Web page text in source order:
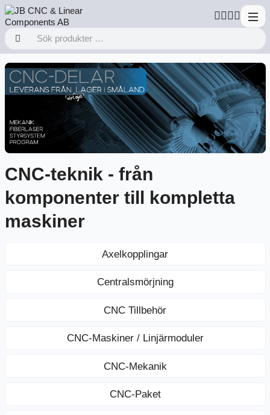
CNC-teknik - från
komponenter till kompletta
maskiner
Axelkopplingar
Centralsmörjning
CNC Tillbehör
CNC-Maskiner / Linjärmoduler
CNC-Mekanik
CNC-Paket